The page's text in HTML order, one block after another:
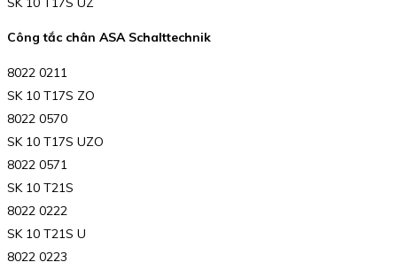
Công tắc chân ASA Schalttechnik
8022 0211
SK 10 T17S ZO
8022 0570
SK 10 T17S UZO
8022 0571
SK 10 T21S
8022 0222
SK 10 T21S U
8022 0223